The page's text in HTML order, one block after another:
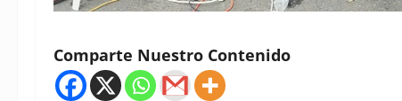
Comparte Nuestro Contenido